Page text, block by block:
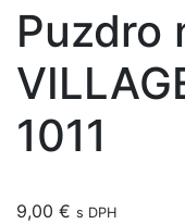
Puzdro
1011
9,00 € s DPH